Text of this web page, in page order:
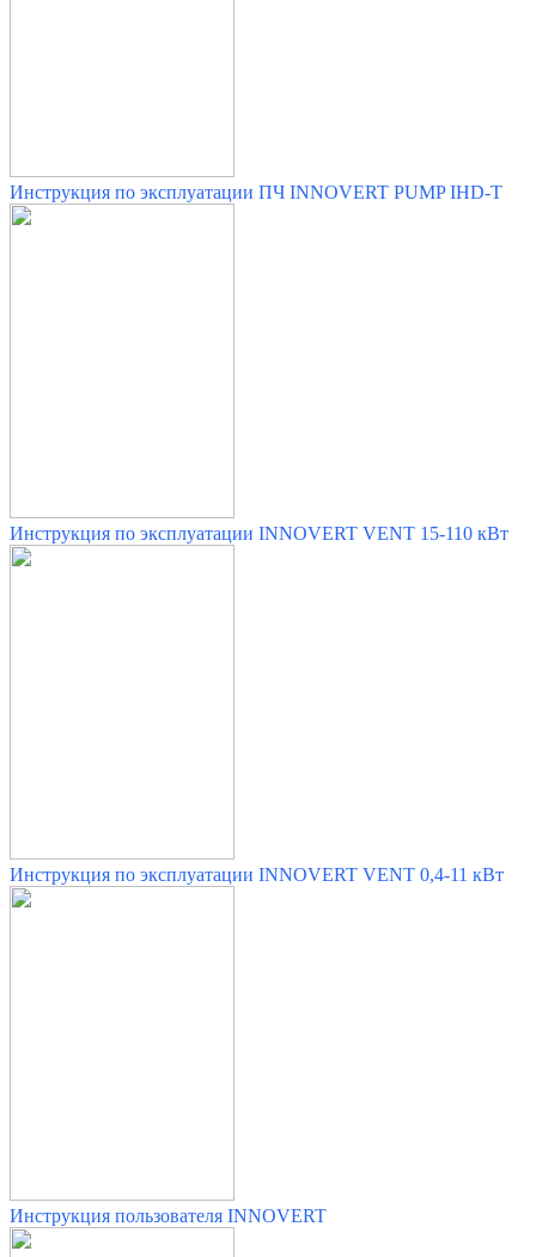
Инструкция по эксплуатации ПЧ INNOVERT PUMP IHD-T
Инструкция по эксплуатации INNOVERT VENT 15-110 кВт
Инструкция по эксплуатации INNOVERT VENT 0,4-11 кВт
Инструкция пользователя INNOVERT